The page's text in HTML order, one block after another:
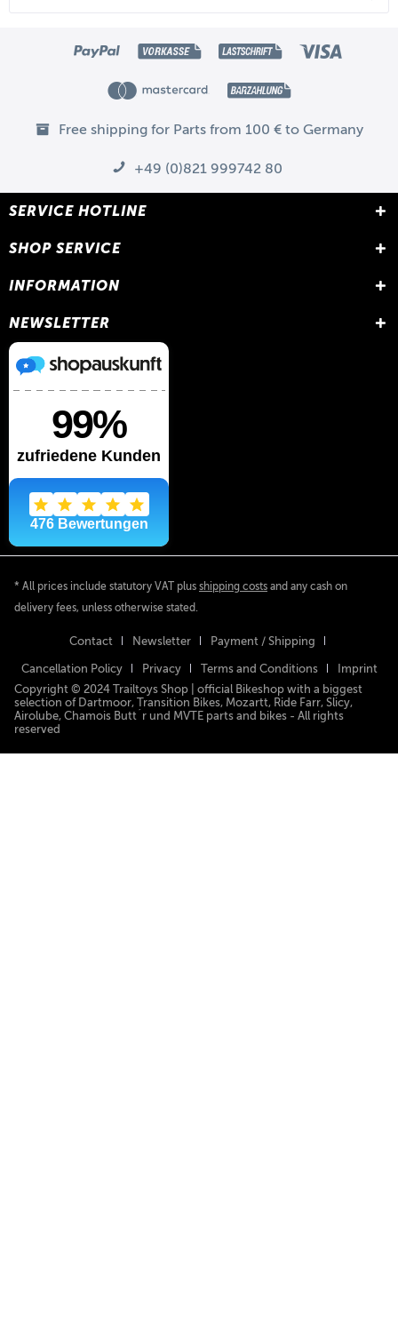
Free shipping for Parts from 100 € to Germany
+49 (0)821 999742 80
SERVICE HOTLINE
SHOP SERVICE
INFORMATION
NEWSLETTER
* All prices include statutory VAT plus shipping costs and any cash on
delivery fees, unless otherwise stated.
Contact Newsletter Payment / Shipping
Cancellation Policy Privacy Terms and Conditions
Imprint
Copyright © 2024 Trailtoys Shop | official Bikeshop with a biggest
selection of Dartmoor, Transition Bikes, Mozartt, Ride Farr, Slicy,
Airolube, Chamois Butt´r und MVTE parts and bikes - All rights
reserved